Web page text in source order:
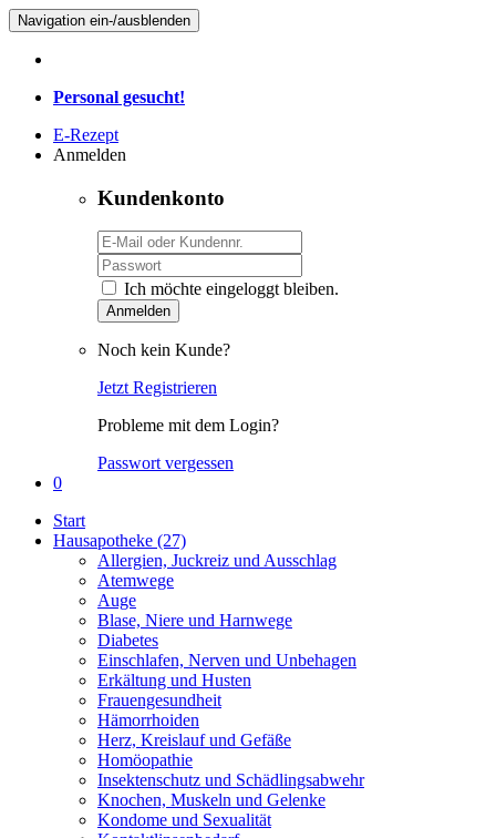
Navigation ein-/ausblenden
Personal gesucht!
E-Rezept
Anmelden
Kundenkonto
Ich möchte eingeloggt bleiben.
Anmelden
Noch kein Kunde?
Jetzt Registrieren
Probleme mit dem Login?
Passwort vergessen
0
Start
Hausapotheke (27)
Allergien, Juckreiz und Ausschlag
Atemwege
Auge
Blase, Niere und Harnwege
Diabetes
Einschlafen, Nerven und Unbehagen
Erkältung und Husten
Frauengesundheit
Hämorrhoiden
Herz, Kreislauf und Gefäße
Homöopathie
Insektenschutz und Schädlingsabwehr
Knochen, Muskeln und Gelenke
Kondome und Sexualität